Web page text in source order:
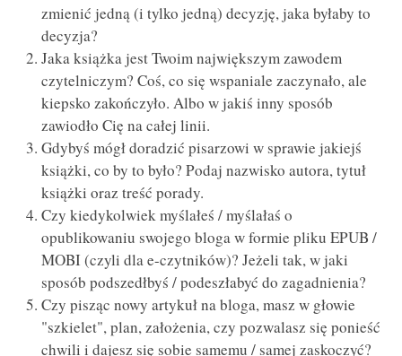
zmienić jedną (i tylko jedną) decyzję, jaka byłaby to
decyzja?
Jaka książka jest Twoim największym zawodem
czytelniczym? Coś, co się wspaniale zaczynało, ale
kiepsko zakończyło. Albo w jakiś inny sposób
zawiodło Cię na całej linii.
Gdybyś mógł doradzić pisarzowi w sprawie jakiejś
książki, co by to było? Podaj nazwisko autora, tytuł
książki oraz treść porady.
Czy kiedykolwiek myślałeś / myślałaś o
opublikowaniu swojego bloga w formie pliku EPUB /
MOBI (czyli dla e-czytników)? Jeżeli tak, w jaki
sposób podszedłbyś / podeszłabyć do zagadnienia?
Czy pisząc nowy artykuł na bloga, masz w głowie
"szkielet", plan, założenia, czy pozwalasz się ponieść
chwili i dajesz się sobie samemu / samej zaskoczyć?